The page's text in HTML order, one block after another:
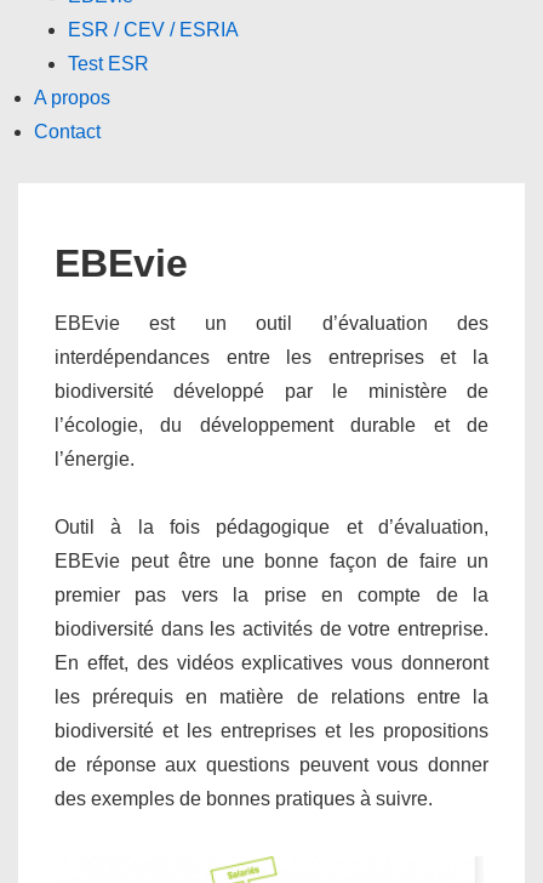
ESR / CEV / ESRIA
Test ESR
A propos
Contact
EBEvie
EBEvie est un outil d’évaluation des
interdépendances entre les entreprises et la
biodiversité développé par le ministère de
l’écologie, du développement durable et de
l’énergie.
Outil à la fois pédagogique et d’évaluation,
EBEvie peut être une bonne façon de faire un
premier pas vers la prise en compte de la
biodiversité dans les activités de votre entreprise.
En effet, des vidéos explicatives vous donneront
les prérequis en matière de relations entre la
biodiversité et les entreprises et les propositions
de réponse aux questions peuvent vous donner
des exemples de bonnes pratiques à suivre.